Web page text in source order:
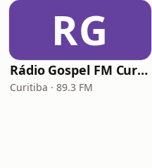
RG
Rádio Gospel FM Curitiba
Curitiba · 89.3 FM